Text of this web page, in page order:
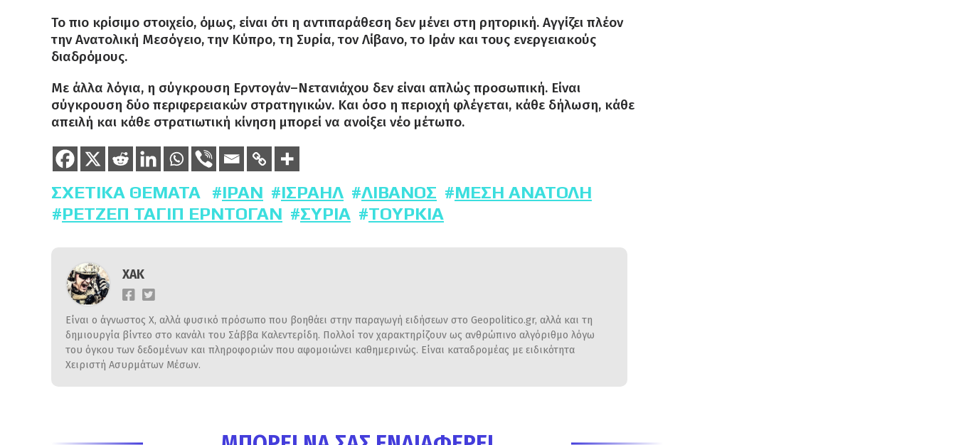
Το πιο κρίσιμο στοιχείο, όμως, είναι ότι η αντιπαράθεση δεν μένει στη ρητορική. Αγγίζει πλέον
την Ανατολική Μεσόγειο, την Κύπρο, τη Συρία, τον Λίβανο, το Ιράν και τους ενεργειακούς
διαδρόμους.
Με άλλα λόγια, η σύγκρουση Ερντογάν–Νετανιάχου δεν είναι απλώς προσωπική. Είναι
σύγκρουση δύο περιφερειακών στρατηγικών. Και όσο η περιοχή φλέγεται, κάθε δήλωση, κάθε
απειλή και κάθε στρατιωτική κίνηση μπορεί να ανοίξει νέο μέτωπο.
ΣΧΕΤΙΚΆ ΘΈΜΑΤΑ ΙΡΆΝ ΙΣΡΑΉΛ ΛΊΒΑΝΟΣ
ΜΈΣΗ ΑΝΑΤΟΛΉ
ΡΕΤΖΈΠ ΤΑΓΊΠ ΕΡΝΤΟΓΆΝ
ΣΥΡΊΑ ΤΟΥΡΚΊΑ
ΧΑΚ
Είναι ο άγνωστος Χ, αλλά φυσικό πρόσωπο που βοηθάει στην παραγωγή ειδήσεων στο Geopolitico.gr, αλλά και τη
δημιουργία βίντεο στο κανάλι του Σάββα Καλεντερίδη. Πολλοί τον χαρακτηρίζουν ως ανθρώπινο αλγόριθμο λόγω
του όγκου των δεδομένων και πληροφοριών που αφομοιώνει καθημερινώς. Είναι καταδρομέας με ειδικότητα
Χειριστή Ασυρμάτων Μέσων.